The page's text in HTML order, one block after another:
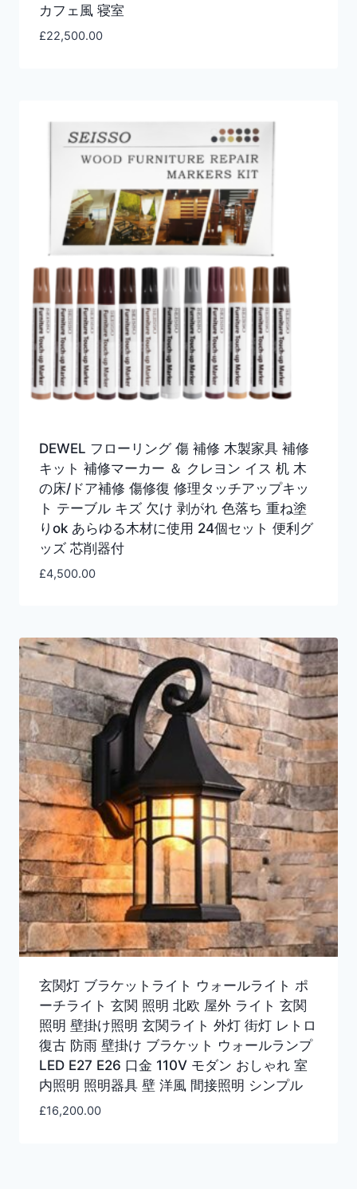
カフェ風 寝室
£22,500.00
DEWEL フローリング 傷 補修 木製家具 補修
キット 補修マーカー ＆ クレヨン イス 机 木
の床/ドア補修 傷修復 修理タッチアップキッ
ト テーブル キズ 欠け 剥がれ 色落ち 重ね塗
りok あらゆる木材に使用 24個セット 便利グ
ッズ 芯削器付
£4,500.00
玄関灯 ブラケットライト ウォールライト ポ
ーチライト 玄関 照明 北欧 屋外 ライト 玄関
照明 壁掛け照明 玄関ライト 外灯 街灯 レトロ
復古 防雨 壁掛け ブラケット ウォールランプ
LED E27 E26 口金 110V モダン おしゃれ 室
内照明 照明器具 壁 洋風 間接照明 シンプル
£16,200.00